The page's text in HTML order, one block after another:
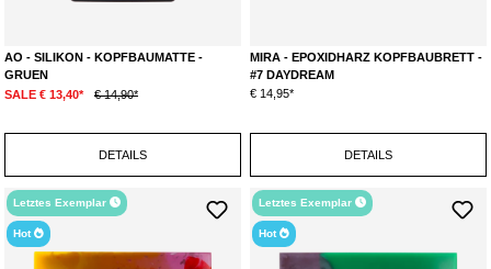
AO - SILIKON - KOPFBAUMATTE -
GRUEN
SALE € 13,40*
€ 14,90*
DETAILS
MIRA - EPOXIDHARZ KOPFBAUBRETT -
#7 DAYDREAM
€ 14,95*
DETAILS
Letztes Exemplar
Hot
Letztes Exemplar
Hot